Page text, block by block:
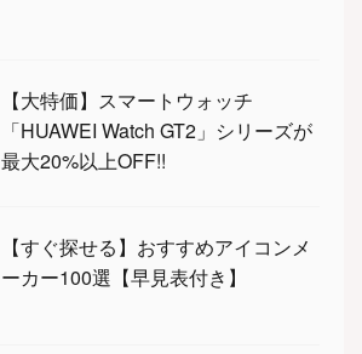
【大特価】スマートウォッチ
「HUAWEI Watch GT2」シリーズが
最大20%以上OFF!!
【すぐ探せる】おすすめアイコンメ
ーカー100選【早見表付き】